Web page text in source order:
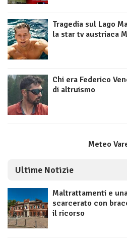
Tragedia sul Lago
la star tv austriaca
Chi era Federico
di altruismo
Meteo
Ultime Notizie
Maltrattamenti e
scarcerato con
il ricorso